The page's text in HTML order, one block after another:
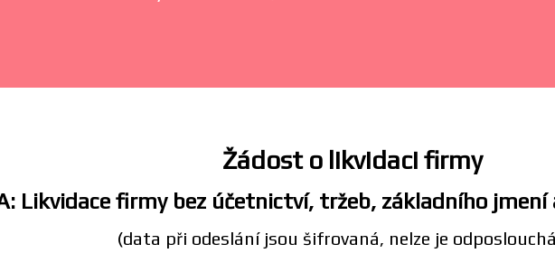
Žádost o likvidaci firmy
Likvidace firmy bez účetnictví, tržeb, základního
(data při odeslání jsou šifrovaná, nelze je